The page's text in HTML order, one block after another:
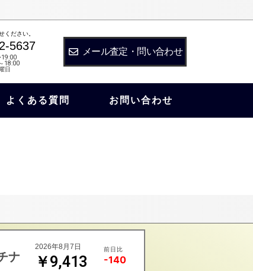
ください。
5637
19:00
18:00
日
メール査定・問い合わせ
よくある質問 お問い合わせ
ナ ￥9,413
2026年8月7日 前日比
-140